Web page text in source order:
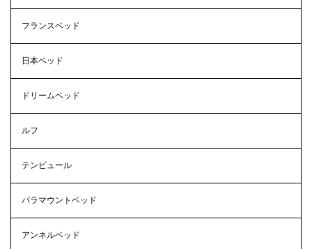
フランスベッド
日本ベッド
ドリームベッド
ルフ
テンピュール
パラマウントベッド
アンネルベッド